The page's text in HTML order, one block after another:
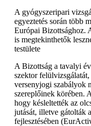
A gyógyszeripari
egyeztetés során több
Európai Bizottsághoz.
is megtekinthetők
testülete
A Bizottság a tavalyi
szektor
versenyjogi szabályok
szereplőinek körében.
hogy késleltették az
jutását, illetve gátolták
fejlesztésében